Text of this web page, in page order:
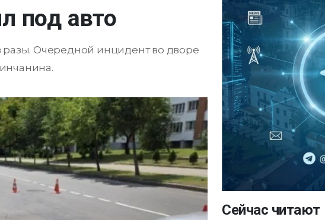
под авто
разы. Очередной инцидент во дворе
Сейчас читают